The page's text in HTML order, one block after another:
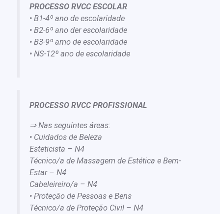
PROCESSO RVCC ESCOLAR
• B1-4º ano de escolaridade
• B2-6º ano der escolaridade
• B3-9º amo de escolaridade
• NS-12º ano de escolaridade
PROCESSO RVCC PROFISSIONAL
⇒ Nas seguintes áreas:
• Cuidados de Beleza
Esteticista – N4
Técnico/a de Massagem de Estética e Bem-
Estar – N4
Cabeleireiro/a – N4
• Proteção de Pessoas e Bens
Técnico/a de Proteção Civil – N4